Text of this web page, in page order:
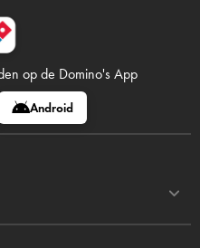
op de Domino's App
Android